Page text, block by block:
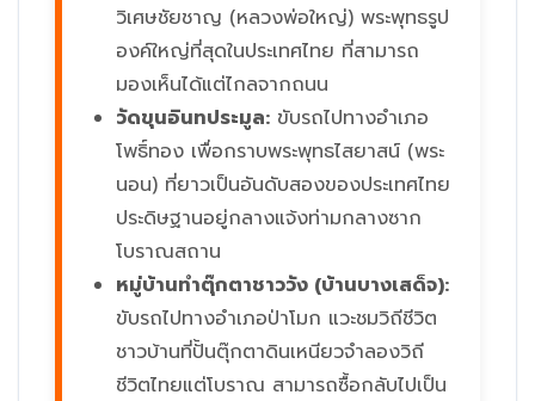
วิเศษชัยชาญ (หลวงพ่อใหญ่) พระพุทธรูป
องค์ใหญ่ที่สุดในประเทศไทย ที่สามารถ
มองเห็นได้แต่ไกลจากถนน
วัดขุนอินทประมูล: ขับรถไปทางอำเภอ
โพธิ์ทอง เพื่อกราบพระพุทธไสยาสน์ (พระ
นอน) ที่ยาวเป็นอันดับสองของประเทศไทย
ประดิษฐานอยู่กลางแจ้งท่ามกลางซาก
โบราณสถาน
หมู่บ้านทำตุ๊กตาชาววัง (บ้านบางเสด็จ):
ขับรถไปทางอำเภอป่าโมก แวะชมวิถีชีวิต
ชาวบ้านที่ปั้นตุ๊กตาดินเหนียวจำลองวิถี
ชีวิตไทยแต่โบราณ สามารถซื้อกลับไปเป็น